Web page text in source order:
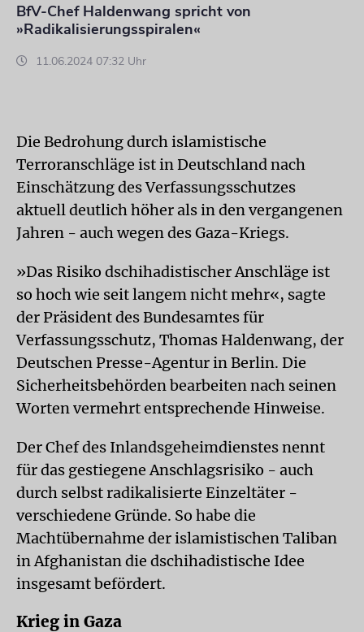
BfV-Chef Haldenwang spricht von
»Radikalisierungsspiralen«
11.06.2024 07:32 Uhr
Die Bedrohung durch islamistische
Terroranschläge ist in Deutschland nach
Einschätzung des Verfassungsschutzes
aktuell deutlich höher als in den vergangenen
Jahren - auch wegen des Gaza-Kriegs.
»Das Risiko dschihadistischer Anschläge ist
so hoch wie seit langem nicht mehr«, sagte
der Präsident des Bundesamtes für
Verfassungsschutz, Thomas Haldenwang, der
Deutschen Presse-Agentur in Berlin. Die
Sicherheitsbehörden bearbeiten nach seinen
Worten vermehrt entsprechende Hinweise.
Der Chef des Inlandsgeheimdienstes nennt
für das gestiegene Anschlagsrisiko - auch
durch selbst radikalisierte Einzeltäter -
verschiedene Gründe. So habe die
Machtübernahme der islamistischen Taliban
in Afghanistan die dschihadistische Idee
insgesamt befördert.
Krieg in Gaza